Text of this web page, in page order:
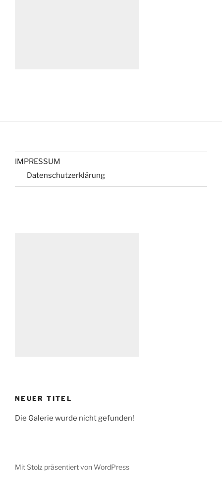
IMPRESSUM
Datenschutzerklärung
NEUER TITEL
Die Galerie wurde nicht gefunden!
Mit Stolz präsentiert von WordPress